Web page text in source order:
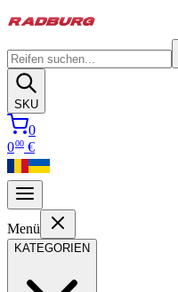
SKU
0
000 €
Menü
KATEGORIEN